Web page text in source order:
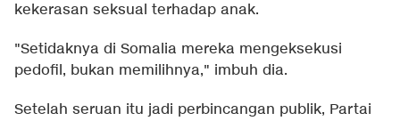
kekerasan seksual terhadap anak.
"Setidaknya di Somalia mereka mengeksekusi
pedofil, bukan memilihnya," imbuh dia.
Setelah seruan itu jadi perbincangan publik, Partai